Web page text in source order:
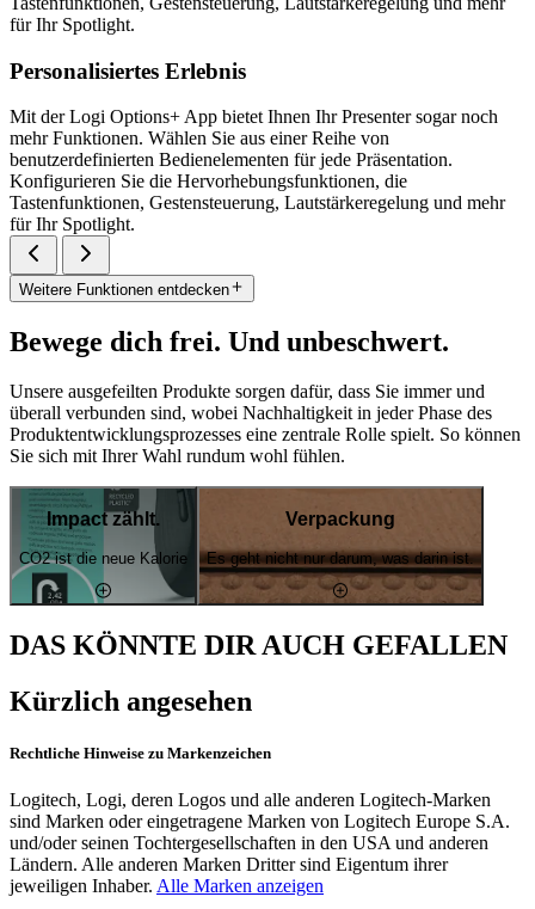
für Ihr Spotlight.
Personalisiertes Erlebnis
Mit der Logi Options+ App bietet Ihnen Ihr Presenter sogar noch
mehr Funktionen. Wählen Sie aus einer Reihe von
benutzerdefinierten Bedienelementen für jede Präsentation.
Konfigurieren Sie die Hervorhebungsfunktionen, die
Tastenfunktionen, Gestensteuerung, Lautstärkeregelung und mehr
für Ihr Spotlight.
Weitere Funktionen entdecken
Bewege dich frei. Und unbeschwert.
Unsere ausgefeilten Produkte sorgen dafür, dass Sie immer und
überall verbunden sind, wobei Nachhaltigkeit in jeder Phase des
Produktentwicklungsprozesses eine zentrale Rolle spielt. So können
Sie sich mit Ihrer Wahl rundum wohl fühlen.
Impact zählt.
CO2 ist die neue Kalorie
Verpackung
Es geht nicht nur darum, was darin ist.
DAS KÖNNTE DIR AUCH GEFALLEN
Kürzlich angesehen
Rechtliche Hinweise zu Markenzeichen
Logitech, Logi, deren Logos und alle anderen Logitech-Marken
sind Marken oder eingetragene Marken von Logitech Europe S.A.
und/oder seinen Tochtergesellschaften in den USA und anderen
Ländern. Alle anderen Marken Dritter sind Eigentum ihrer
jeweiligen Inhaber. Alle Marken anzeigen